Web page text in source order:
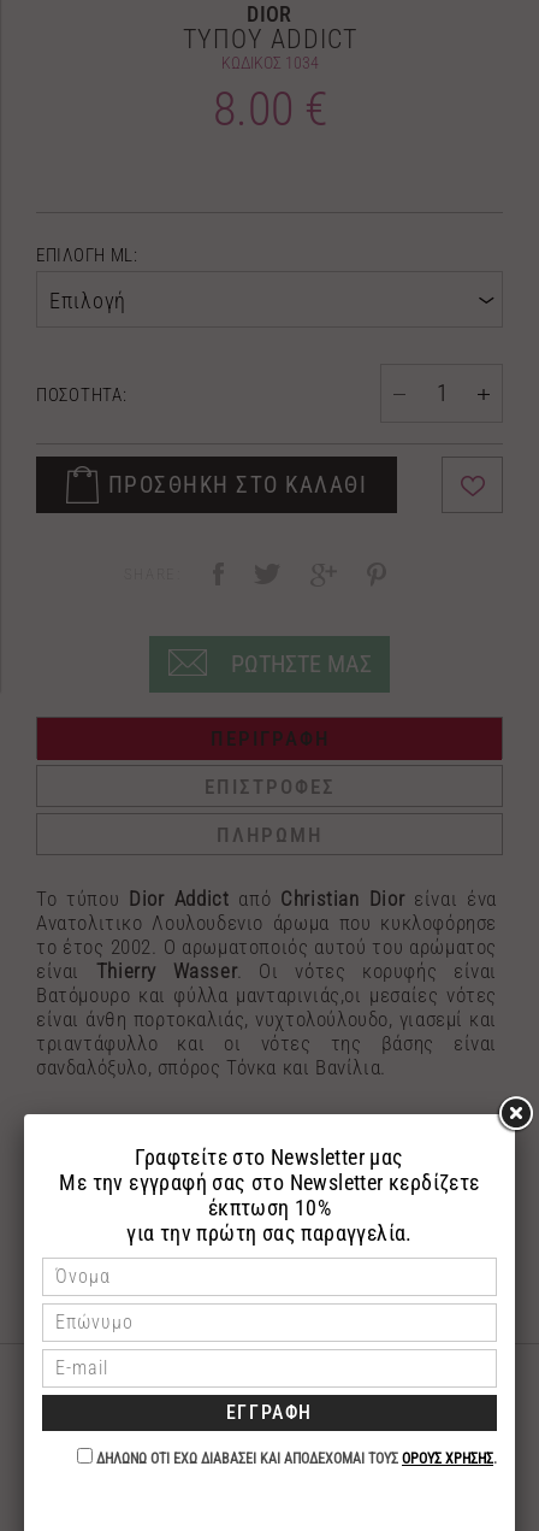
DIOR
ΤΥΠΟΥ ADDICT
ΚΩΔΙΚΟΣ 1034
8.00 €
ΕΠΙΛΟΓΗ ML:
Επιλογή
ΠΟΣΟΤΗΤΑ:
ΠΡΟΣΘΗΚΗ ΣΤΟ ΚΑΛΑΘΙ
ΡΩΤΗΣΤΕ ΜΑΣ
ΠΕΡΙΓΡΑΦΗ
ΕΠΙΣΤΡΟΦΕΣ
ΠΛΗΡΩΜΗ
Το τύπου Dior Addict από Christian Diorείναι ένα
Ανατολιτικο Λουλουδενιο άρωμα που κυκλοφόρησε
το έτος 2002. Ο αρωματοποιός αυτού του αρώματος
είναι Thierry Wasser. Οι νότες κορυφής είναι
Βατόμουρο και φύλλα μανταρινιάς,οι μεσαίες νότες
είναι άνθη πορτοκαλιάς, νυχτολούλουδο, γιασεμί και
τριαντάφυλλο και οι νότες της βάσης είναι
σανδαλόξυλο, σπόρος Τόνκα και Βανίλια.
αναρτήθηκε με σκοπό την εύκολη αναζήτηση του
αγαπημένου σας επώνυμου αρώματος.Τα αρώματα
αποστέλλονται σε γυάλινη συσκευασία με το
λογότυπο της εταιρίας μας.
ΣΧΕΤΙΚΑ ΠΡΟΪΟΝΤΑ